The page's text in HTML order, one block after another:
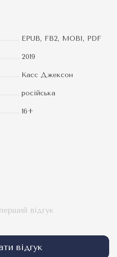
EPUB, FB2, MOBI, PDF
2019
Касс Джексон
російська
16+
відгук
відгук